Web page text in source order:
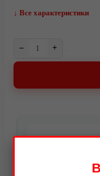
↓ Все характеристики
– +